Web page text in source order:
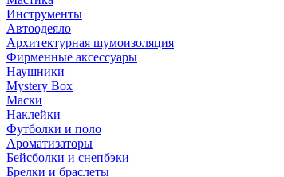
Инструменты
Автоодеяло
Архитектурная шумоизоляция
Фирменные аксессуары
Наушники
Mystery Box
Маски
Наклейки
Футболки и поло
Ароматизаторы
Бейсболки и снепбэки
Брелки и браслеты